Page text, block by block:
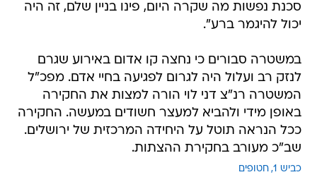
סכנת נפשות מה שקרה היום, פינו בניין שלם, זה היה
יכול להיגמר ברע".
במשטרה סבורים כי נחצה קו אדום באירוע שגרם
לנזק רב ועלול היה לגרום לפגיעה בחיי אדם. מפכ"ל
המשטרה רנ"צ דני לוי הורה למצות את החקירה
באופן מידי ולהביא למעצר חשודים במעשה. החקירה
ככל הנראה תוטל על היחידה המרכזית של ירושלים.
שב"כ מעורב בחקירת ההצתות.
כביש 1 חטופים